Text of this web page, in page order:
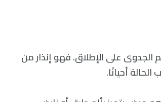
الجدوى على الإطلاق. فهو إنذار من
أحيانًا.